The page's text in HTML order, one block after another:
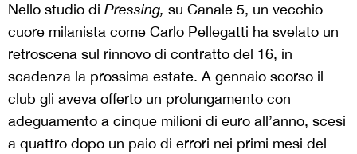
Nello studio di Pressing, su Canale 5, un vecchio
cuore milanista come Carlo Pellegatti ha svelato un
retroscena sul rinnovo di contratto del 16, in
scadenza la prossima estate. A gennaio scorso il
club gli aveva offerto un prolungamento con
adeguamento a cinque milioni di euro all’anno, scesi
a quattro dopo un paio di errori nei primi mesi del